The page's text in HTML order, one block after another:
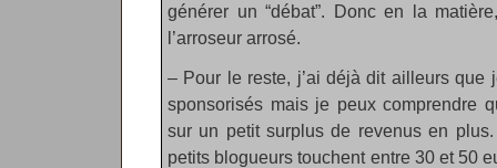
générer un “débat”. Donc en la
l’arroseur arrosé.
– Pour le reste, j’ai déjà dit ailleurs que
sponsorisés mais je peux comprendre
sur un petit surplus de revenus en
petits blogueurs touchent entre 30 et 50